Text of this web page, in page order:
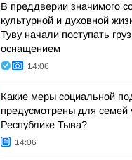
В преддверии значимого
культурной и духовной
Туву начали поступать
оснащением
14:06
Какие меры социальной
предусмотрены для семей
Республике Тыва?
14:06